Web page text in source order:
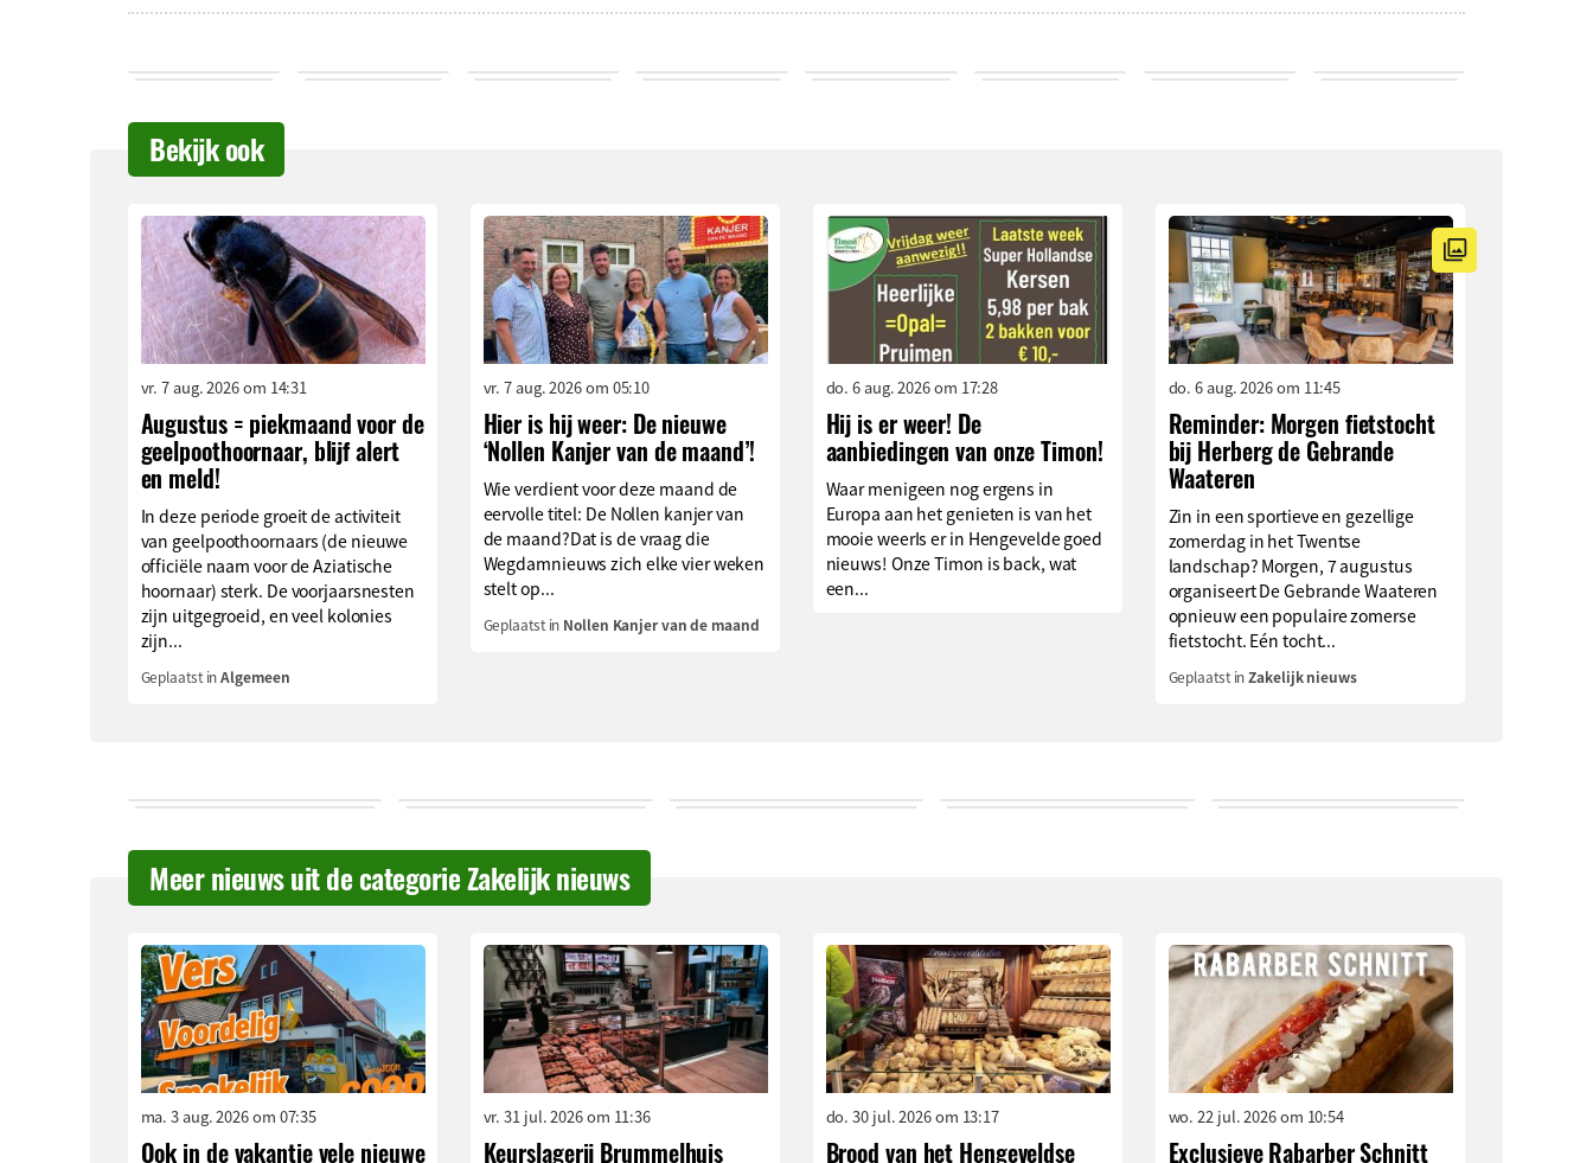
Bekijk ook
vr. 7 aug. 2026 om 14:31
Augustus = piekmaand voor de
geelpoothoornaar, blijf alert
en meld!
In deze periode groeit de activiteit
van geelpoothoornaars (de nieuwe
officiële naam voor de Aziatische
hoornaar) sterk. De voorjaarsnesten
zijn uitgegroeid, en veel kolonies
zijn...
Geplaatst inAlgemeen
vr. 7 aug. 2026 om 05:10
Hier is hij weer: De nieuwe
‘Nollen Kanjer van de maand’!
Wie verdient voor deze maand de
eervolle titel: De Nollen kanjer van
de maand?Dat is de vraag die
Wegdamnieuws zich elke vier weken
stelt op...
Geplaatst in Nollen Kanjer van de maand
do. 6 aug. 2026 om 17:28
Hij is er weer! De
aanbiedingen van onze Timon!
Waar menigeen nog ergens in
Europa aan het genieten is van het
mooie weerIs er in Hengevelde goed
nieuws! Onze Timon is back, wat
een...
do. 6 aug. 2026 om 11:45
Reminder: Morgen fietstocht
bij Herberg de Gebrande
Waateren
Zin in een sportieve en gezellige
zomerdag in het Twentse
landschap? Morgen, 7 augustus
organiseert De Gebrande Waateren
opnieuw een populaire zomerse
fietstocht. Eén tocht...
Geplaatst inZakelijk nieuws
Meer nieuws uit de categorie Zakelijk nieuws
ma. 3 aug. 2026 om 07:35
Ook in de vakantie vele nieuwe
vr. 31 jul. 2026 om 11:36
Keurslagerij Brummelhuis
do. 30 jul. 2026 om 13:17
Brood van het Hengeveldse
wo. 22 jul. 2026 om 10:54
Exclusieve Rabarber Schnitt